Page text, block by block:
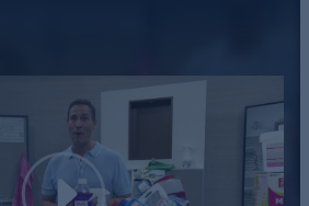
Play